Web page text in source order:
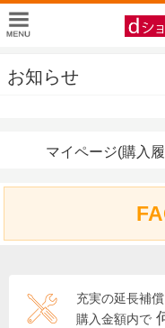
お知らせ
マイページ(購入
充実の延長補償
購入金額内で